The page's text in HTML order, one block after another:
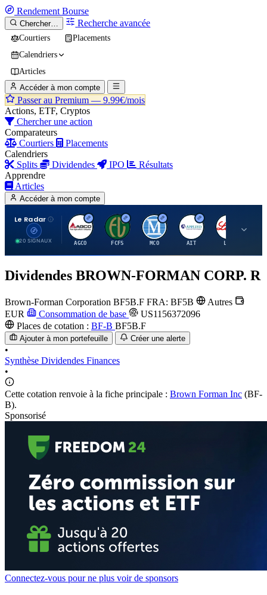
Rendement Bourse
Chercher… Recherche avancée
Courtiers
Placements
Calendriers
Articles
Accéder à mon compte
Passer au Premium — 9.99€/mois
Actions, ETF, Cryptos
Chercher une action
Comparateurs
Courtiers
Placements
Calendriers
Splits
Dividendes IPO
Résultats
Apprendre
Articles
Accéder à mon compte
Le Radar
20 SIGNAUX
A
AGCO
F
FCFS
M
MCO
A
AIT
Dividendes BROWN-FORMAN CORP. R
Brown-Forman Corporation BF5B.F FRA: BF5B
Autres
EUR
Consommation de base
US1156372096
Places de cotation : BF-B BF5B.F
Ajouter à mon portefeuille Créer une alerte
•
Synthèse Dividendes Finances
•
Cette cotation renvoie à la fiche principale : Brown Forman Inc (BF-
B).
Sponsorisé
Connectez-vous pour ne plus voir de sponsors